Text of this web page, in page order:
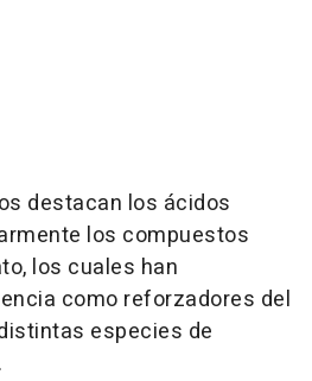
destacan los ácidos
los compuestos
los cuales han
como reforzadores del
especies de